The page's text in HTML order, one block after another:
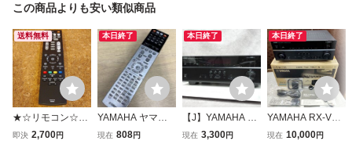
この商品よりも安い類似商品
送料無料
★☆リモコン☆YA
MAHA AVレシー
即決 2,700円
本日終了
YAMAHA ヤマハ A
Vレシーバー用 リ
現在 808円
本日終了
【J】YAMAHA RX
-V577 AVレシーバ
現在 3,300円
本日終了
YAMAHA RX-V77
3 AVレシーバー リ
現在 10,000円